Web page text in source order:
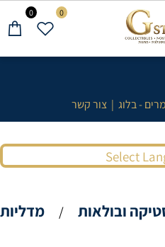
- בלוג | צור קשר
Select
0 0
ובולאות /
מדליות